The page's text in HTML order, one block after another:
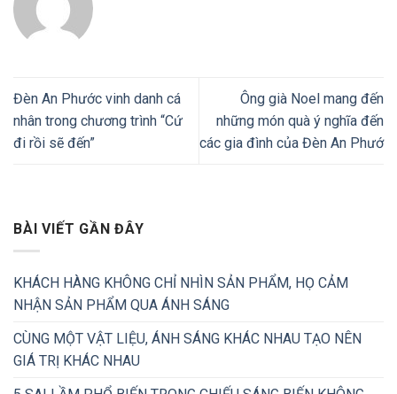
Đèn An Phước vinh danh cá
nhân trong chương trình “Cứ
đi rồi sẽ đến”
Ông già Noel mang đến
những món quà ý nghĩa đến
các gia đình của Đèn An Phướ
BÀI VIẾT GẦN ĐÂY
KHÁCH HÀNG KHÔNG CHỈ NHÌN SẢN PHẨM, HỌ CẢM
NHẬN SẢN PHẨM QUA ÁNH SÁNG
CÙNG MỘT VẬT LIỆU, ÁNH SÁNG KHÁC NHAU TẠO NÊN
GIÁ TRỊ KHÁC NHAU